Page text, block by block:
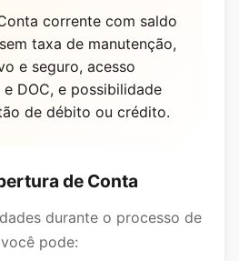
corrente com saldo
taxa de manutenção,
e seguro, acesso
DOC, e possibilidade
de débito ou crédito.
de Conta
durante o processo de
pode: